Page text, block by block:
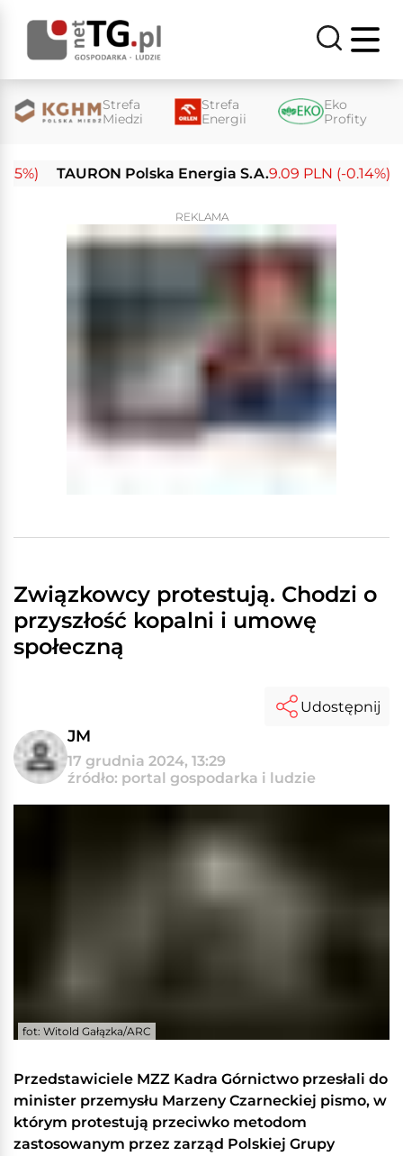
Strefa
Miedzi
Strefa
Energii
Eko
Profity
TAURON Polska Energia S.A.9.09 PLN (-0.14%)
REKLAMA
Związkowcy protestują. Chodzi o
przyszłość kopalni i umowę
społeczną
JM
17 grudnia 2024, 13:29
źródło: portal gospodarka i ludzie
Udostępnij
fot: Witold Gałązka/ARC
Przedstawiciele MZZ Kadra Górnictwo przesłali do
minister przemysłu Marzeny Czarneckiej pismo, w
którym protestują przeciwko metodom
zastosowanym przez zarząd Polskiej Grupy